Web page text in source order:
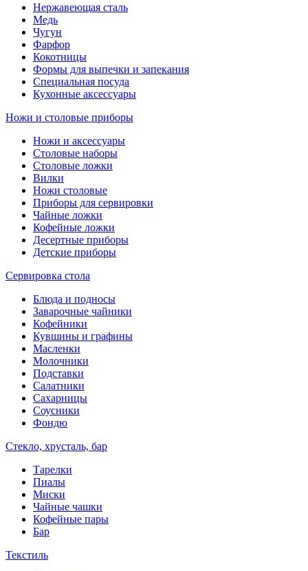
Нержавеющая сталь
Медь
Чугун
Фарфор
Кокотницы
Формы для выпечки и запекания
Специальная посуда
Кухонные аксессуары
Ножи и столовые приборы
Ножи и аксессуары
Столовые наборы
Столовые ложки
Вилки
Ножи столовые
Приборы для сервировки
Чайные ложки
Кофейные ложки
Десертные приборы
Детские приборы
Сервировка стола
Блюда и подносы
Заварочные чайники
Кофейники
Кувшины и графины
Масленки
Молочники
Подставки
Салатники
Сахарницы
Соусники
Фондю
Стекло, хрусталь, бар
Тарелки
Пиалы
Миски
Чайные чашки
Кофейные пары
Бар
Текстиль